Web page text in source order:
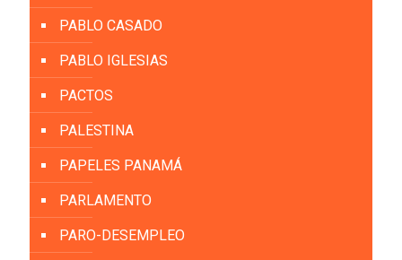
PABLO CASADO
PABLO IGLESIAS
PACTOS
PALESTINA
PAPELES PANAMÁ
PARLAMENTO
PARO-DESEMPLEO